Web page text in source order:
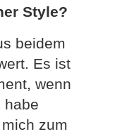
Style?
beidem
Es ist
wenn
habe
zum